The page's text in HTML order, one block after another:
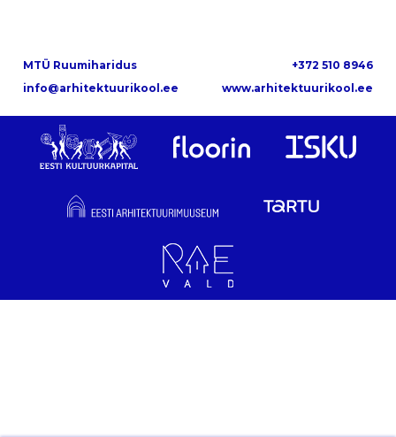
MTÜ Ruumiharidus
+372 510 8946
info@arhitektuurikool.ee
www.arhitektuurikool.ee